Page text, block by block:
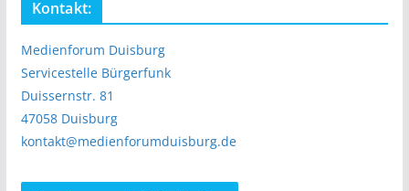
Kontakt:
Medienforum Duisburg
Servicestelle Bürgerfunk
Duissernstr. 81
47058 Duisburg
kontakt@medienforumduisburg.de